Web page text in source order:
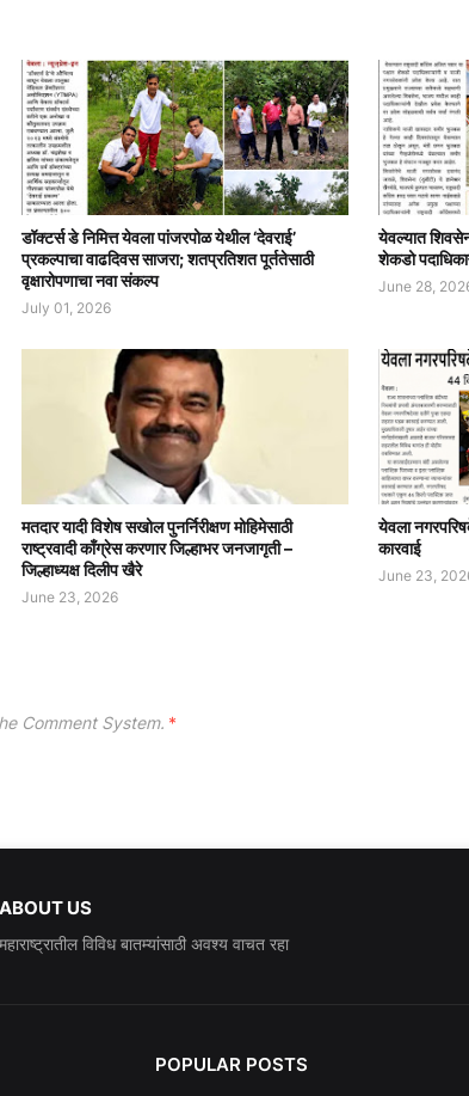
डॉक्टर्स डे निमित्त येवला पांजरपोळ येथील ‘देवराई’
प्रकल्पाचा वाढदिवस साजरा; शतप्रतिशत पूर्ततेसाठी
वृक्षारोपणाचा नवा संकल्प
July 01, 2026
येवल्यात
शेकडो
June 28,
मतदार यादी विशेष सखोल पुनर्निरीक्षण मोहिमेसाठी
राष्ट्रवादी काँग्रेस करणार जिल्हाभर जनजागृती –
जिल्हाध्यक्ष दिलीप खैरे
June 23, 2026
येवला
कारवाई
June 23,
Comment System. *
ABOUT US
महाराष्ट्रातील विविध बातम्यांसाठी अवश्य वाचत रहा
POPULAR POSTS